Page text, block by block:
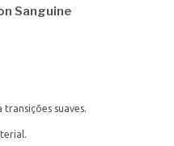
Sanguine
suaves.